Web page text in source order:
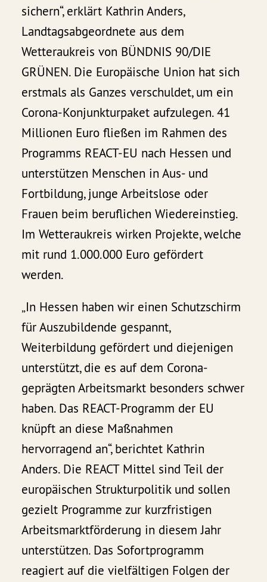
sichern“, erklärt Kathrin Anders,
Landtagsabgeordnete aus dem
Wetteraukreis von BÜNDNIS 90/DIE
GRÜNEN. Die Europäische Union hat sich
erstmals als Ganzes verschuldet, um ein
Corona-Konjunkturpaket aufzulegen. 41
Millionen Euro fließen im Rahmen des
Programms REACT-EU nach Hessen und
unterstützen Menschen in Aus- und
Fortbildung, junge Arbeitslose oder
Frauen beim beruflichen Wiedereinstieg.
Im Wetteraukreis wirken Projekte, welche
mit rund 1.000.000 Euro gefördert
werden.
„In Hessen haben wir einen Schutzschirm
für Auszubildende gespannt,
Weiterbildung gefördert und diejenigen
unterstützt, die es auf dem Corona-
geprägten Arbeitsmarkt besonders schwer
haben. Das REACT-Programm der EU
knüpft an diese Maßnahmen
hervorragend an“, berichtet Kathrin
Anders. Die REACT Mittel sind Teil der
europäischen Strukturpolitik und sollen
gezielt Programme zur kurzfristigen
Arbeitsmarktförderung in diesem Jahr
unterstützen. Das Sofortprogramm
reagiert auf die vielfältigen Folgen der